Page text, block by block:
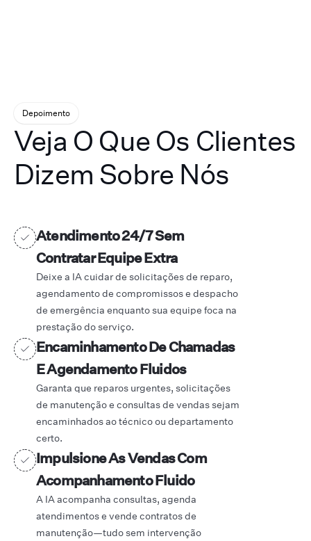
Depoimento
Veja O Que Os Clientes
Dizem Sobre Nós
Atendimento 24/7 Sem
Contratar Equipe Extra
Deixe a IA cuidar de solicitações de reparo,
agendamento de compromissos e despacho
de emergência enquanto sua equipe foca na
prestação do serviço.
Encaminhamento De Chamadas
E Agendamento Fluidos
Garanta que reparos urgentes, solicitações
de manutenção e consultas de vendas sejam
encaminhados ao técnico ou departamento
certo.
Impulsione As Vendas Com
Acompanhamento Fluido
A IA acompanha consultas, agenda
atendimentos e vende contratos de
manutenção—tudo sem intervenção